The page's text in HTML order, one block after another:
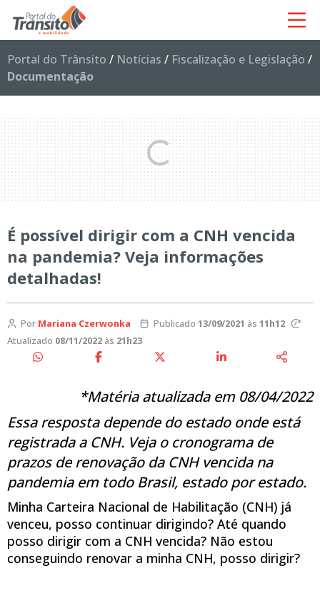
Portal do Trânsito / Notícias / Fiscalização e Legislação /
Documentação
É possível dirigir com a CNH vencida
na pandemia? Veja informações
detalhadas!
Por Mariana Czerwonka Publicado 13/09/2021 às 11h12
Atualizado 08/11/2022 às 21h23
*Matéria atualizada em 08/04/2022
Essa resposta depende do estado onde está
registrada a CNH. Veja o cronograma de
prazos de renovação da CNH vencida na
pandemia em todo Brasil, estado por estado.
Minha Carteira Nacional de Habilitação (CNH) já
venceu, posso continuar dirigindo? Até quando
posso dirigir com a CNH vencida? Não estou
conseguindo renovar a minha CNH, posso dirigir?